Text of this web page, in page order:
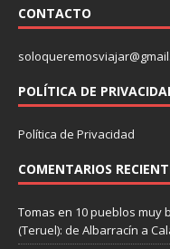
CONTACTO
POLÍTICA DE
Política de Privacidad
COMENTARIOS
Tomas en 10 pueblos muy
(Teruel): de Albarracín a